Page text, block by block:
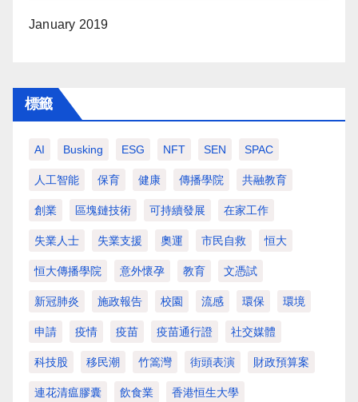
January 2019
標籤
AI Busking ESG NFT SEN SPAC
人工智能 保育 健康 傳播學院 共融教育
創業 區塊鏈技術 可持續發展 在家工作
失業人士 失業支援 奧運 市民自救 恒大
恒大傳播學院 意外懷孕 教育 文憑試
新冠肺炎 施政報告 校園 流感 環保 環境
申請 疫情 疫苗 疫苗通行證 社交媒體
科技股 移民潮 竹篙灣 街頭表演 財政預算案
連花清瘟膠囊 飲食業 香港恒生大學